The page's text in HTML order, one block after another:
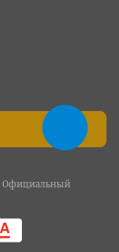
Официальный